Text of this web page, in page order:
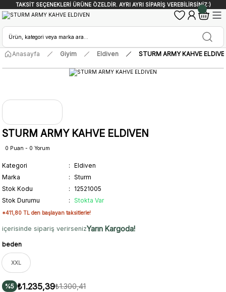
TAKSİT SEÇENEKLERİ ÜRÜNE ÖZELDİR. AYRI AYRI SİPARİŞ VEREBİLİRSİNİZ:)
Anasayfa Giyim Eldiven STURM ARMY KAHVE
STURM ARMY KAHVE ELDIVEN
0 Puan - 0 Yorum
Kategori
Eldiven
Marka
Sturm
Stok Kodu
12521005
Stok Durumu
Stokta Var
*411,80 TL den başlayan taksitlerle!
içerisinde sipariş verirsenizYarın Kargoda!
beden
XXL
%5 ₺1.235,39₺1.300,41